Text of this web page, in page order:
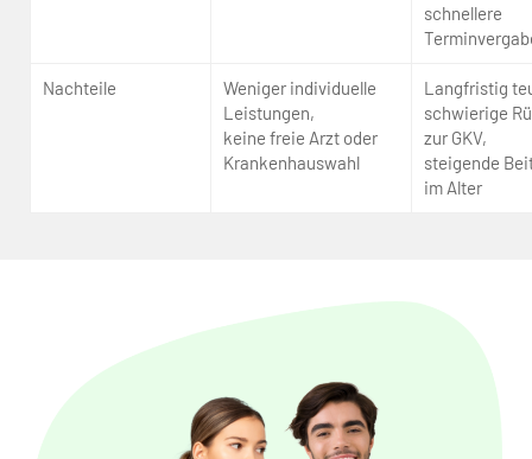
schnellere
Nachteile
Weniger individuelle
Leistungen,
keine freie Arzt oder
Krankenhauswahl
Langfristig
schwierige
zur GKV,
steigende
im Alter